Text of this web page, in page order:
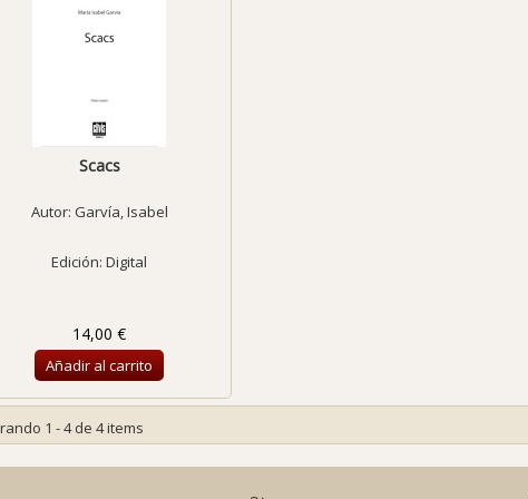
Scacs
Autor: Garvía, Isabel
Edición: Digital
14,00 €
Añadir al carrito
1 - 4 de 4 items